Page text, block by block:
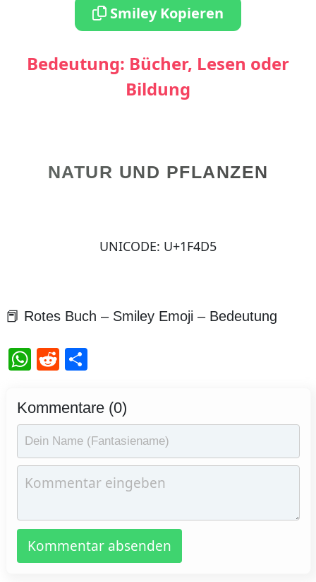
Smiley Kopieren
Bedeutung: Bücher, Lesen oder
Bildung
NATUR UND PFLANZEN
UNICODE: U+1F4D5
📕 Rotes Buch – Smiley Emoji – Bedeutung
WhatsApp
Reddit
Teilen
Kommentare (0)
Kommentar absenden